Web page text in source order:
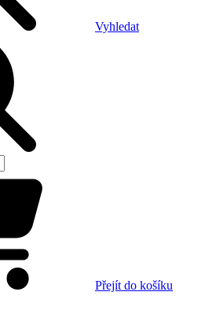
Vyhledat
Přejít do košíku